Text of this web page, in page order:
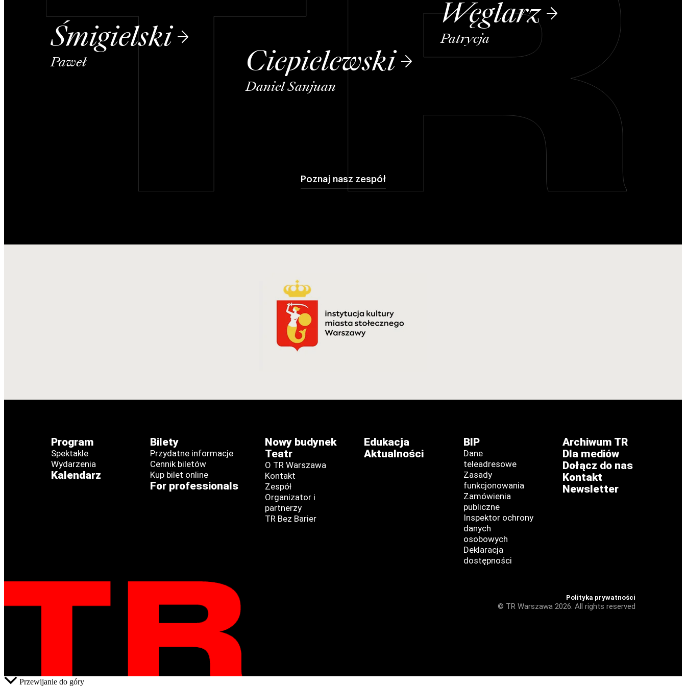
Śmigielski
Paweł Ciepielewski
Daniel Sanjuan
Węglarz
Patrycja
Poznaj nasz zespół
Program
Spektakle
Wydarzenia
Kalendarz
Bilety
Przydatne informacje
Cennik biletów
Kup bilet online
For professionals
Nowy budynek
Teatr
O TR Warszawa
Kontakt
Zespół
Organizator i
partnerzy
TR Bez Barier
Edukacja
Aktualności
BIP
Dane
teleadresowe
Zasady
funkcjonowania
Zamówienia
publiczne
Inspektor ochrony
danych
osobowych
Deklaracja
dostępności
Archiwum TR
Dla mediów
Dołącz do nas
Kontakt
Newsletter
Polityka prywatności
© TR Warszawa 2026. All rights reserved
Przewijanie do góry